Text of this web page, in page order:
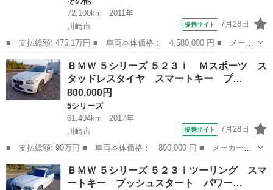
72,100km
2011年
川崎市
提携サイト 7月28日
■ 支払総額: 475.1万円 ■ 車両本体価格： 4,580,000 円 ■ メーカ
ー名： ＢＭＷ ■ 車種名： Ｍ３ ■ グレード名： Ｍ３クーペ
ＭドライブＰＫＧ 黒革 シートヒーター ナビ ＴＶ クルコン
コンフォ...
神奈川 川崎市
ＢＭＷ ５シリーズ ５２３ｉ Ｍスポーツ ス
タッドレスタイヤ スマートキー プ…
800,000円
5シリーズ
61,404km
2017年
川崎市
提携サイト 7月28日
■ 支払総額: 90万円 ■ 車両本体価格： 800,000 円 ■ メーカー
名： ＢＭＷ ■ 車種名： ５シリーズ ■ グレード名： ５２３
ｉ Ｍスポーツ スタッドレスタイヤ スマートキー プッシュスタ
ート パワーシート...
神奈川 川崎市
ＢＭＷ ５シリーズ ５２３ｉツーリング スマ
ートキー プッシュスタート パワー…